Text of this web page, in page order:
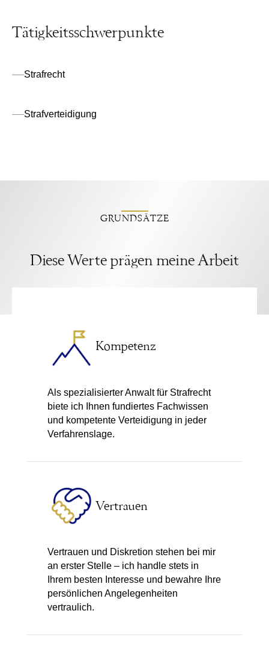
Tätigkeitsschwerpunkte
Strafrecht
Strafverteidigung
GRUNDSÄTZE
Diese Werte prägen meine Arbeit
Kompetenz
Als spezialisierter Anwalt für Strafrecht
biete ich Ihnen fundiertes Fachwissen
und kompetente Verteidigung in jeder
Verfahrenslage.
Vertrauen
Vertrauen und Diskretion stehen bei mir
an erster Stelle – ich handle stets in
Ihrem besten Interesse und bewahre Ihre
persönlichen Angelegenheiten
vertraulich.